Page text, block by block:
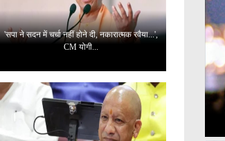
'सपा ने सदन में चर्चा नहीं होने दी, नकारात्मक रवैया...',
CM योगी...